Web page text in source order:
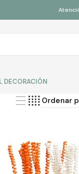
DECORACIÓN